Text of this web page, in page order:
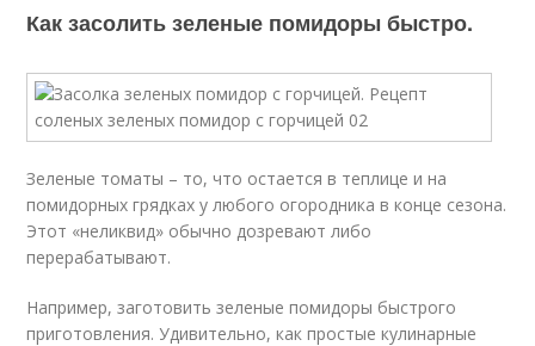
Как засолить зеленые помидоры быстро.
Зеленые томаты – то, что остается в теплице и на
помидорных грядках у любого огородника в конце сезона.
Этот «неликвид» обычно дозревают либо
перерабатывают.
Например, заготовить зеленые помидоры быстрого
приготовления. Удивительно, как простые кулинарные